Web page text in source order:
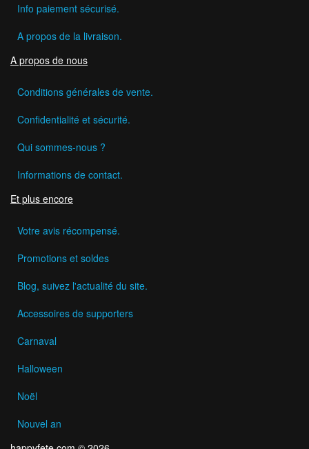
Info paiement sécurisé.
A propos de la livraison.
A propos de nous
Conditions générales de vente.
Confidentialité et sécurité.
Qui sommes-nous ?
Informations de contact.
Et plus encore
Votre avis récompensé.
Promotions et soldes
Blog, suivez l'actualité du site.
Accessoires de supporters
Carnaval
Halloween
Noël
Nouvel an